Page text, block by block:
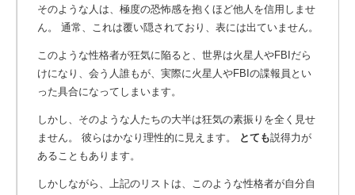
そのような人は、極度の恐怖感を抱くほど他人を信用しませ
ん。 通常、これは覆い隠されており、表には出ていません。
このような性格者が狂気に陥ると、世界は火星人やFBIだら
けになり、会う人誰もが、実際に火星人やFBIの諜報員とい
った具合になってしまいます。
しかし、そのような人たちの大半は狂気の素振りを全く見せ
ません。 彼らはかなり理性的に見えます。
とても説得力が
あることもあります。
しかしながら、上記のリストは、このような性格者が自分自